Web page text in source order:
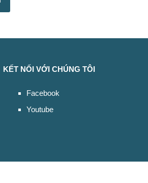
KẾT NỐI VỚI CHÚNG TÔI
Facebook
Youtube